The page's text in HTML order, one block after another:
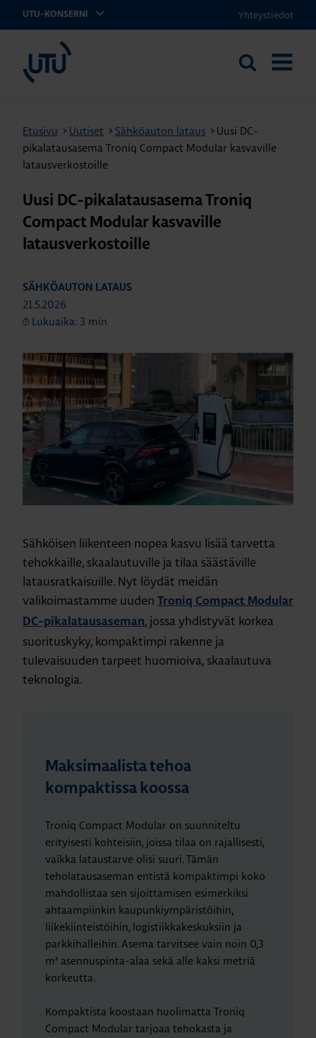
UTU-KONSERNI Yhteystiedot
Etsi
Etusivu > Uutiset > Sähköauton lataus > Uusi DC-
pikalatausasema Troniq Compact Modular kasvaville
latausverkostoille
Uusi DC-pikalatausasema Troniq
Compact Modular kasvaville
latausverkostoille
SÄHKÖAUTON LATAUS
21.5.2026
Lukuaika: 3 min
Sähköisen liikenteen nopea kasvu lisää tarvetta
tehokkaille, skaalautuville ja tilaa säästäville
latausratkaisuille. Nyt löydät meidän
valikoimastamme uuden Troniq Compact Modular
DC-pikalatausaseman, jossa yhdistyvät korkea
suorituskyky, kompaktimpi rakenne ja
tulevaisuuden tarpeet huomioiva, skaalautuva
teknologia.
Maksimaalista tehoa
kompaktissa koossa
Troniq Compact Modular on suunniteltu
erityisesti kohteisiin, joissa tilaa on rajallisesti,
vaikka lataustarve olisi suuri. Tämän
teholatausaseman entistä kompaktimpi koko
mahdollistaa sen sijoittamisen esimerkiksi
ahtaampiinkin kaupunkiympäristöihin,
liikekiinteistöihin, logistiikkakeskuksiin ja
parkkihalleihin. Asema tarvitsee vain noin 0,3
m² asennuspinta-alaa sekä alle kaksi metriä
korkeutta.
Kompaktista koostaan huolimatta Troniq
Compact Modular tarjoaa tehokasta ja